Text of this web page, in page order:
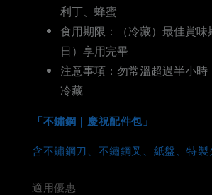
利丁、蜂蜜
食用期限：（冷藏）最佳賞味
日）享用完畢
注意事項：勿常溫超過半小時
冷藏
「不鏽鋼｜慶祝配件包」
含不鏽鋼刀、不鏽鋼叉、紙盤、特
適用優惠